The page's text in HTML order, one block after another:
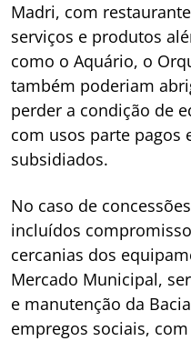
Madri, com
serviços e produtos
como o Aquário, o
também poderiam
perder a condição de
com usos parte pagos
subsidiados.
No caso de
incluídos
cercanias dos
Mercado Municipal,
e manutenção da
empregos sociais,